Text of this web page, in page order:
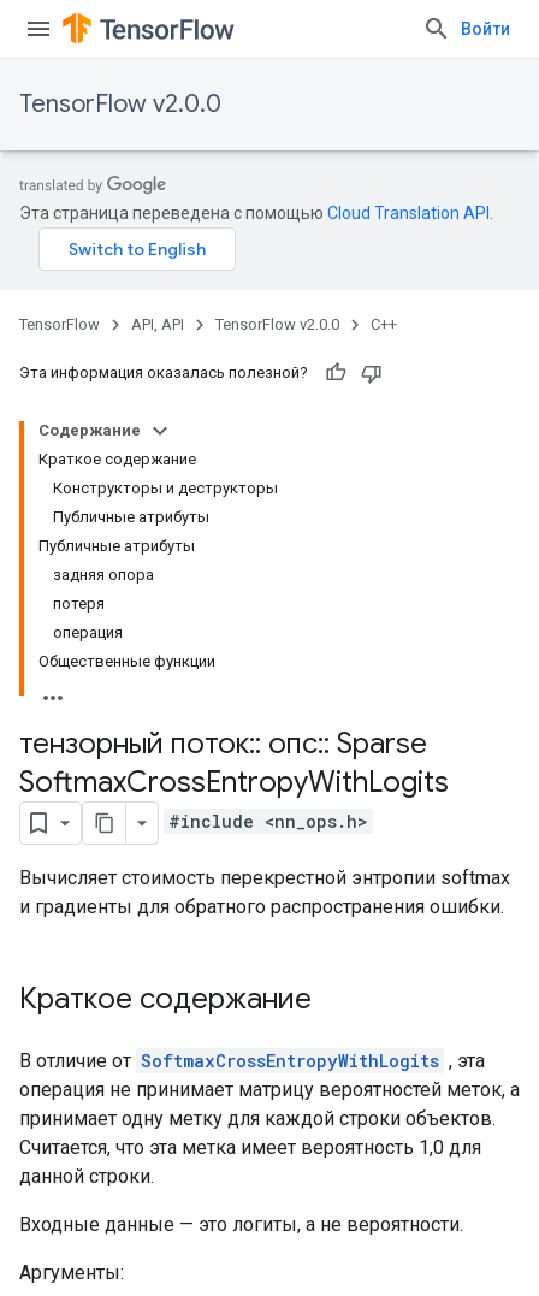
Войти
TensorFlow v2.0.0
Эта страница переведена с помощью Cloud Translation API
TensorFlow API, API TensorFlow v2.0.0 C++
Эта информация оказалась полезной?
Содержание
Краткое содержание
Конструкторы и деструкторы
Публичные атрибуты
Публичные атрибуты
задняя опора
потеря
операция
Общественные функции
тензорный поток:: опс:: Sparse
SoftmaxCrossEntropyWithLogits
#include <nn_ops.h>
Вычисляет стоимость перекрестной энтропии softmax
и градиенты для обратного распространения ошибки.
Краткое содержание
В отличие от SoftmaxCrossEntropyWithLogits , эта
операция не принимает матрицу вероятностей меток, а
принимает одну метку для каждой строки объектов.
Считается, что эта метка имеет вероятность 1,0 для
данной строки.
Входные данные — это логиты, а не вероятности.
Аргументы: